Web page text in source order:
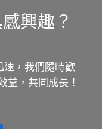
興趣？
，我們隨時歡
益，共同成長！